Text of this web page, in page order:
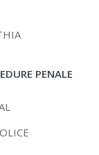
PENALE